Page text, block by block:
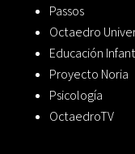
Passos
Octaedro
Educación
Proyecto Noria
Psicología
OctaedroTV